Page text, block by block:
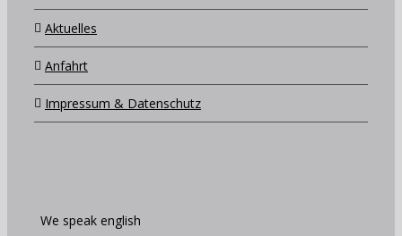
Aktuelles
Anfahrt
Impressum & Datenschutz
We speak english